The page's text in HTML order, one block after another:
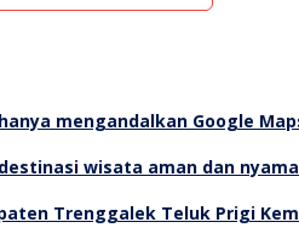
Teluk Prigi